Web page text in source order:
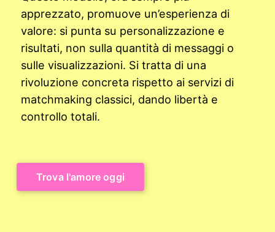
apprezzato, promuove un’esperienza di
valore: si punta su personalizzazione e
risultati, non sulla quantità di messaggi o
sulle visualizzazioni. Si tratta di una
rivoluzione concreta rispetto ai servizi di
matchmaking classici, dando libertà e
controllo totali.
Trova l'amore oggi